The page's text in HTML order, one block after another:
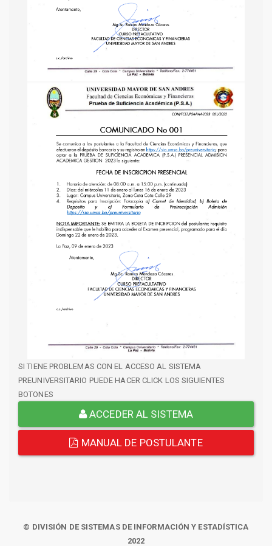
SI TIENE PROBLEMAS CON EL ACCESO AL SISTEMA
PREUNIVERSITARIO PUEDE HACER CLICK LOS SIGUIENTES
BOTONES
ACCEDER AL SISTEMA
MANUAL DE POSTULANTE
© DIVISIÓN DE SISTEMAS DE INFORMACIÓN Y ESTADÍSTICA
2022